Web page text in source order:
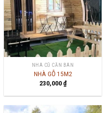
NHÀ CŨ CẦN BÁN
NHÀ GỖ 15M2
230,000₫